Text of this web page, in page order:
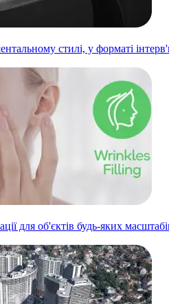
стилі, у форматі
для об'єктів будь-яких